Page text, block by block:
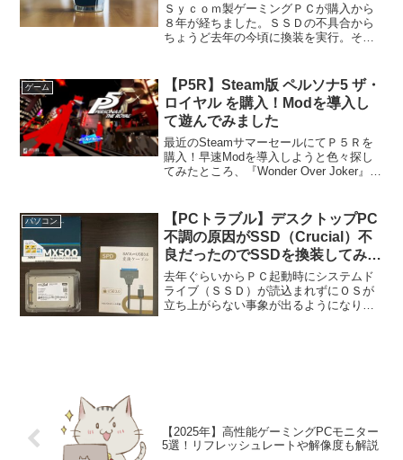
Ｓｙｃｏｍ製ゲーミングＰＣが購入から
８年が経ちました。ＳＳＤの不具合から
ちょうど去年の今頃に換装を実行。その
ックボードの調子が悪くなり、起動時に
認識されないこともあった...
ゲーム
【P5R】Steam版 ペルソナ5 ザ・
ロイヤル を購入！Modを導入し
て遊んでみました
最近のSteamサマーセールにてＰ５Ｒを
購入！早速Modを導入しようと色々探し
てみたところ、『Wonder Over Joker』な
セールなんかで割引されてたりす...
パソコン
【PCトラブル】デスクトップPC
不調の原因がSSD（Crucial）不
良だったのでSSDを換装してみた
話
去年ぐらいからＰＣ起動時にシステムド
ライブ（ＳＳＤ）が読込まれずにＯＳが
立ち上がらない事象が出るようになりま
【2025年】高性能ゲーミングPCモニター
5選！リフレッシュレートや解像度も解説